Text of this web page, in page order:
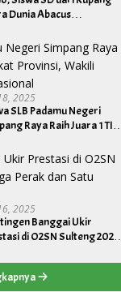
Dunia Abacus
2025
SLB Padamu Negeri
Raya Raih Juara 1 TIK
Nasional
2025
Banggai Ukir
di O2SN Sulteng 2025,